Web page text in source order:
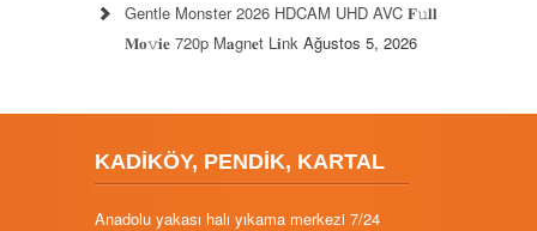
Gentle Monster 2026 HDCAM UHD AVC 𝐅𝚞𝐥𝐥
𝐌𝐨𝚟𝐢𝐞 720p M𝐚gn𝐞t L𝐢nk Ağustos 5, 2026
KADİKÖY, PENDİK, KARTAL
Anadolu yakası halı yıkama merkezi 7/24